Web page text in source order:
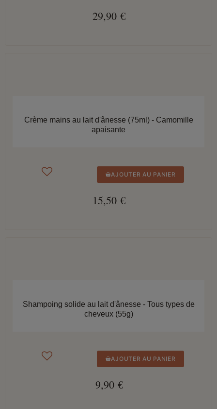
29,90 €
Crème mains au lait d'ânesse (75ml) - Camomille
apaisante
AJOUTER AU PANIER
15,50 €
Shampoing solide au lait d'ânesse - Tous types de
cheveux (55g)
AJOUTER AU PANIER
9,90 €